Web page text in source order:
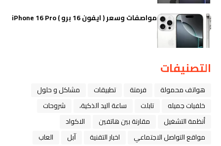
مواصفات وسعر ( ايفون 16 برو ) iPhone 16 Pro
التصنيفات
هواتف محمولة فرمتة تطبيقات
مشاكل و حلول
خلفيات جميله
تابلت ﺳﺎﻋﺔ ﺍﻟﻴﺪ ﺍﻟﺬﻛﻴﺔ،
شروحات
أنظمة التشغيل
مقارنة بين هاتفين
الاكواد
مواقع التواصل الاجتماعي
اخبار التقنية ﺁﺑﻞ
العاب